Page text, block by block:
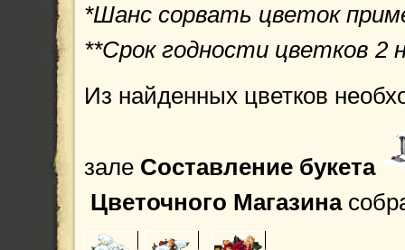
*Шанс сорвать цветок
**Срок годности цветков 2
Из найденных цветков
зале Составление букета
Цветочного Магазина